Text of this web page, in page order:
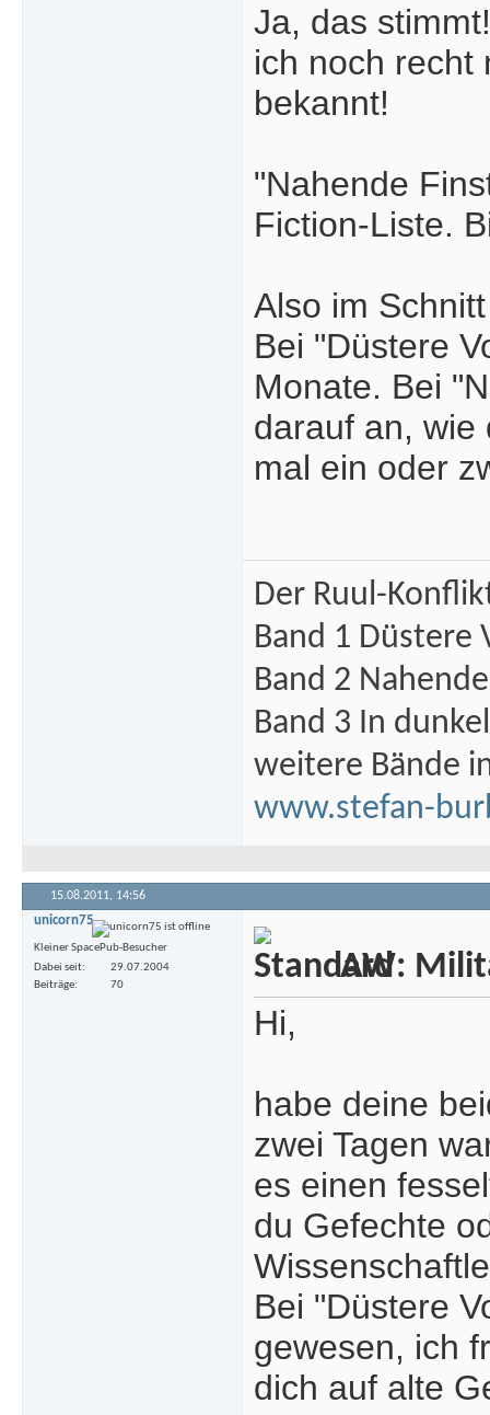
Ja, das
ich noch recht
bekannt!
"Nahende
Fiction-Liste.
Also im
Bei "Düstere
Monate. Bei
darauf an,
mal ein oder
Der Ruul-
Band 1 Düstere
Band 2
Band 3 In
weitere Bände
www.stefan-
15.08.2011, 14:56
unicorn75
Kleiner SpacePub-Besucher
Dabei seit
29.07.2004
Beiträge
70 AW:
Hi,
habe deine
zwei Tagen
es einen
du Gefechte
Bei "Düstere
gewesen, ich
dich auf alte